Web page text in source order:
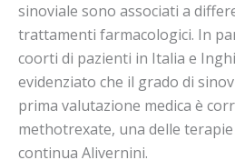
sinoviale sono associati a
trattamenti farmacologici. In
coorti di pazienti in Italia e
evidenziato che il grado di
prima valutazione medica è
methotrexate, una delle terapie
continua Alivernini.